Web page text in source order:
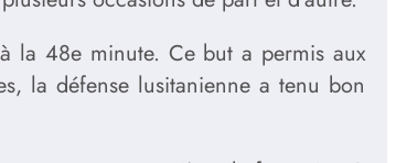
la 48e minute. Ce but a permis aux
la défense lusitanienne a tenu bon